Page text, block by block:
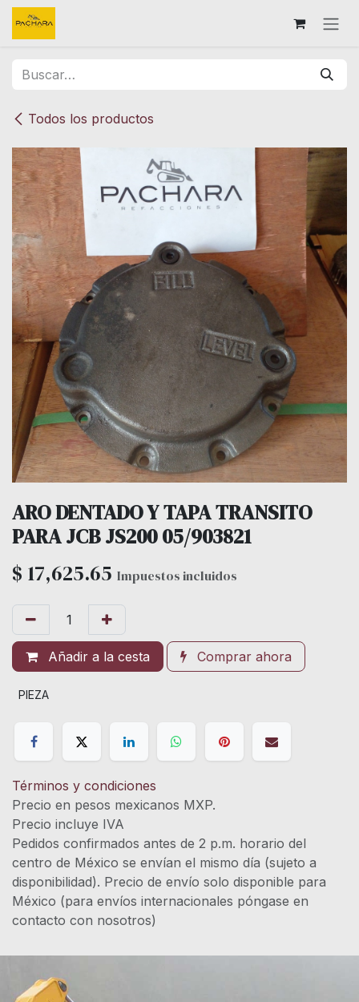
Ir al contenido
Todos los productos
ARO DENTADO Y TAPA TRANSITO
PARA JCB JS200 05/903821
$ 17,625.65 Impuestos incluidos
Añadir a la cesta Comprar ahora
PIEZA
Términos y condiciones
Precio en pesos mexicanos MXP.
Precio incluye IVA
Pedidos confirmados antes de 2 p.m. horario del
centro de México se envían el mismo día (sujeto a
disponibilidad). Precio de envío solo disponible para
México (para envíos internacionales póngase en
contacto con nosotros)